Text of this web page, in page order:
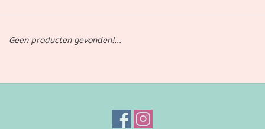
Kadootjes
Geen producten gevonden!...